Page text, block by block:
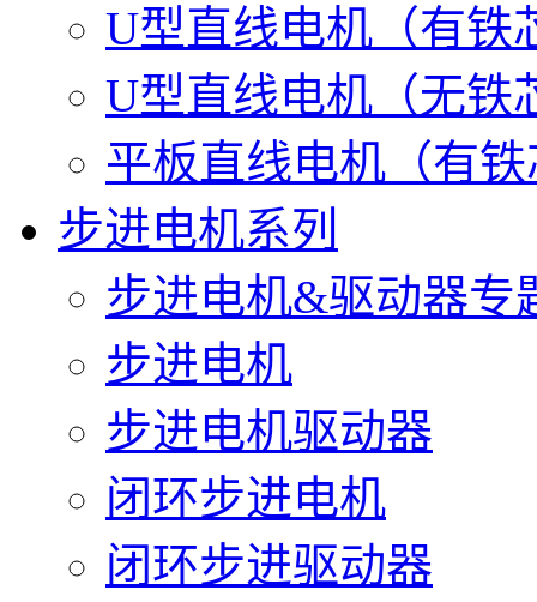
U型直线电机（有铁
U型直线电机（无铁
平板直线电机（有
步进电机系列
步进电机&驱动器专
步进电机
步进电机驱动器
闭环步进电机
闭环步进驱动器